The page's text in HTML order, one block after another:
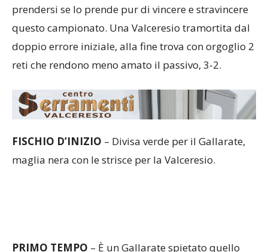
prendersi se lo prende pur di vincere e stravincere
questo campionato. Una Valceresio tramortita dal
doppio errore iniziale, alla fine trova con orgoglio 2
reti che rendono meno amato il passivo, 3-2.
FISCHIO D’INIZIO – Divisa verde per il Gallarate,
maglia nera con le strisce per la Valceresio.
PRIMO TEMPO – È un Gallarate spietato quello